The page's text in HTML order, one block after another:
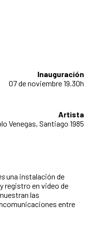
Inauguración
07 de noviembre 19.30h
Artista
Venegas, Santiago 1985
una instalación de
registro en video de
las
entre